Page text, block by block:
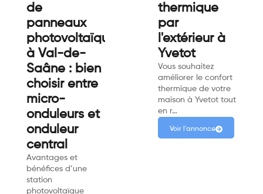
de
panneaux
photovoltaïques
à Val-de-
Saâne : bien
choisir entre
micro-
onduleurs et
onduleur
central
Avantages et
bénéfices d’une
station
photovoltaïque
thermique
par
l'extérieur à
Yvetot
Vous souhaitez
améliorer le confort
thermique de votre
maison à Yvetot tout
en r…
Voir l'annonce